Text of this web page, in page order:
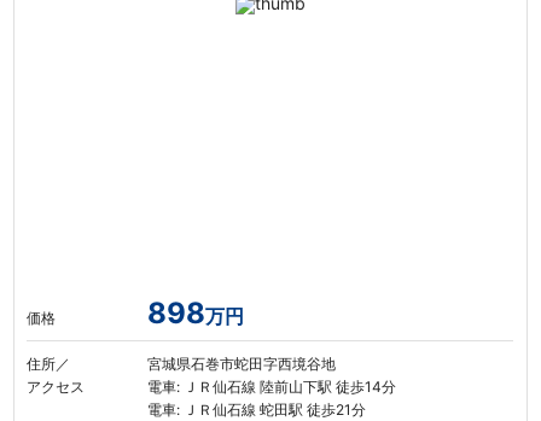
価格 898万円
住所／
アクセス
宮城県石巻市蛇田字西境谷地
電車: ＪＲ仙石線 陸前山下駅 徒歩14分
電車: ＪＲ仙石線 蛇田駅 徒歩21分